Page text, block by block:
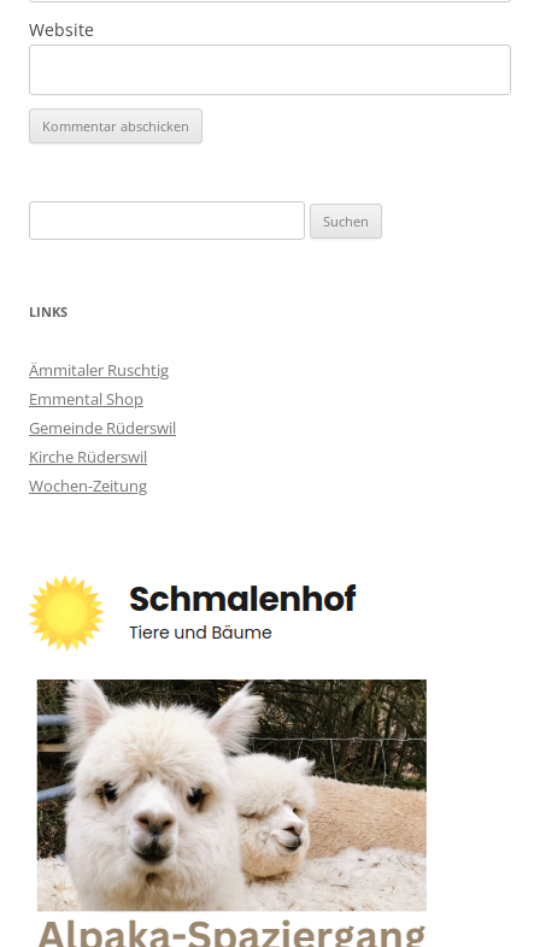
Website
nach:
LINKS
Ämmitaler Ruschtig
Emmental Shop
Gemeinde Rüderswil
Kirche Rüderswil
Wochen-Zeitung